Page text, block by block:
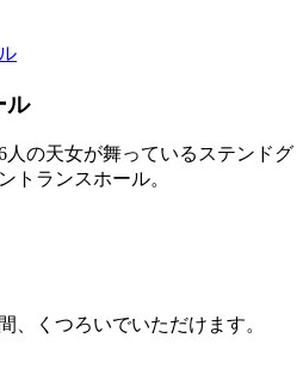
ル
人の天女が舞っているステンドグ
トランスホール。
、くつろいでいただけます。